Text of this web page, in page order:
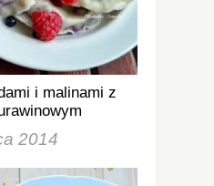
i malinami z
2014